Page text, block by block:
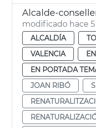
modificado hace
ALCALDÍA
VALENCIA
EN PORTADA
JOAN RIBÓ